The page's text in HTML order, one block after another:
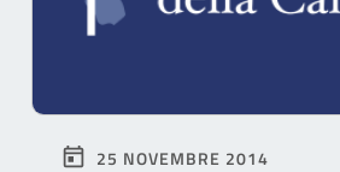
25 NOVEMBRE 2014